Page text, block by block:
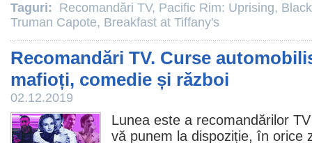
Taguri: Recomandări TV, Pacific Rim: Uprising,
Truman Capote, Breakfast at Tiffany's
Recomandări TV. Curse
mafioți, comedie și război
02.12.2019
Lunea este a recomandărilor
vă punem la dispoziție, în orice